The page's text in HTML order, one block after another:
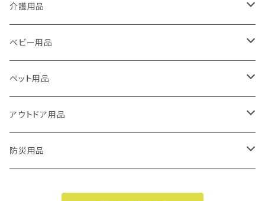
万能研ぎ器ソリング
ソリング＆ムッキーナセット
ソリング＆オープナーセット
ピーラー
ムッキーナ
多機能オープナー
エチケットカッター
エチケットカッター
エチケットカッターⅡ
滑り止めマット
ここセーフ
フンバレルーナ
リフレッシュ・癒し
グリゴランプ
リネックス2
ハンディーシーラー
旅行用品
介護用品
歩行杖
滑り止めマット
フンバレルーナ
多機能オープナー
イージーPON
ベビー用品
滑り止めマット・おむつ替えマット
フンバレルーナ
産毛お手入れ
エチケットカッターⅡ
ペット用品
爪切り
ルカット【LOOKUT】
多機能オープナー
アウトドア用品
マルチオープナー
防災用品